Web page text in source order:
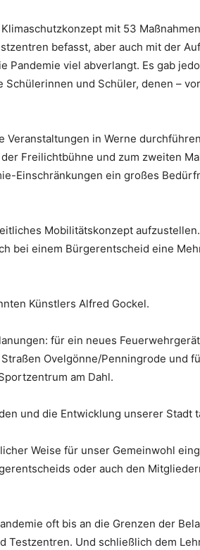
mit 53
befasst, aber auch mit der
viel abverlangt. Es gab
und Schüler, denen –
in Werne
Freilichtbühne und zum zweiten
Einschränkungen ein großes
Mobilitätskonzept
bei einem Bürgerentscheid eine
Künstlers Alfred Gockel.
für ein neues
Ovelgönne/Penningrode und
am Dahl.
und die Entwicklung unserer
Weise für unser Gemeinwohl
oder auch den
oft bis an die Grenzen der
Und schließlich dem